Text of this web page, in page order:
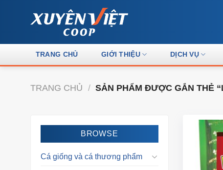
TRANG CHỦ GIỚI THIỆU DỊCH VỤ
TRANG CHỦ / SẢN PHẨM ĐƯỢC GẮN THẺ
BROWSE
Cá giống và cá thương phẩm